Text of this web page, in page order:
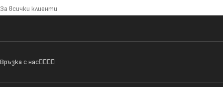
За всички клиенти
Връзка с нас